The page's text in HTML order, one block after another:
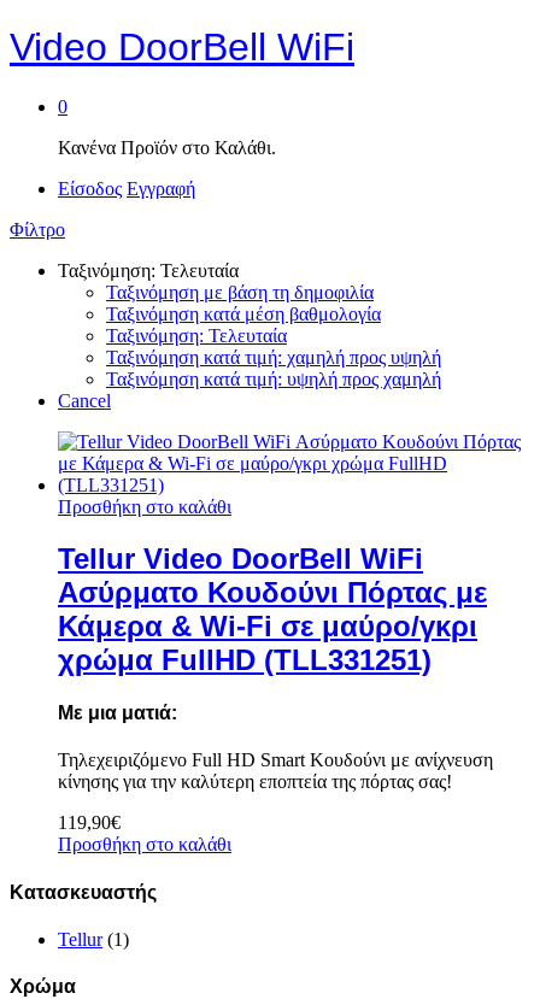
Video DoorBell WiFi
0
Κανένα Προϊόν στο Καλάθι.
Είσοδος Εγγραφή
Φίλτρο
Ταξινόμηση: Τελευταία
Ταξινόμηση με βάση τη δημοφιλία
Ταξινόμηση κατά μέση βαθμολογία
Ταξινόμηση: Τελευταία
Ταξινόμηση κατά τιμή: χαμηλή προς υψηλή
Ταξινόμηση κατά τιμή: υψηλή προς χαμηλή
Cancel
Προσθήκη στο καλάθι
Tellur Video DoorBell WiFi
Ασύρματο Κουδούνι Πόρτας με
Κάμερα & Wi-Fi σε μαύρο/γκρι
χρώμα FullHD (TLL331251)
Με μια ματιά:
Τηλεχειριζόμενο Full HD Smart Κουδούνι με ανίχνευση
κίνησης για την καλύτερη εποπτεία της πόρτας σας!
119,90€
Προσθήκη στο καλάθι
Κατασκευαστής
Tellur (1)
Χρώμα